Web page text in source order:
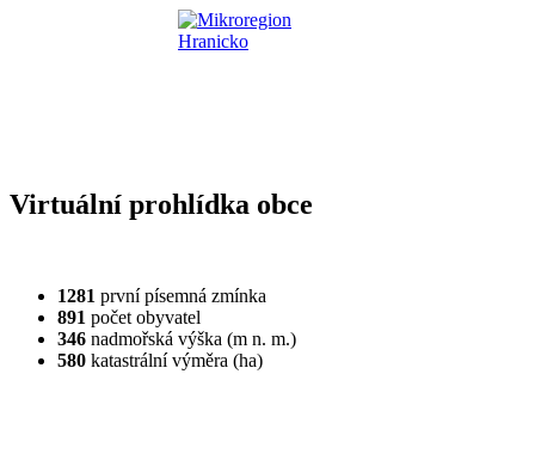
Virtuální prohlídka obce
1281 první písemná zmínka
891 počet obyvatel
346 nadmořská výška (m n. m.)
580 katastrální výměra (ha)